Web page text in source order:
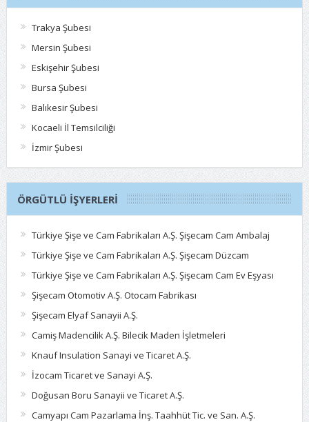
Trakya Şubesi
Mersin Şubesi
Eskişehir Şubesi
Bursa Şubesi
Balıkesir Şubesi
Kocaeli İl Temsilciliği
İzmir Şubesi
ÖRGÜTLÜ İŞYERLERI
Türkiye Şişe ve Cam Fabrikaları A.Ş. Şişecam Cam Ambalaj
Türkiye Şişe ve Cam Fabrikaları A.Ş. Şişecam Düzcam
Türkiye Şişe ve Cam Fabrikaları A.Ş. Şişecam Cam Ev Eşyası
Şişecam Otomotiv A.Ş. Otocam Fabrikası
Şişecam Elyaf Sanayii A.Ş.
Camiş Madencilik A.Ş. Bilecik Maden İşletmeleri
Knauf Insulation Sanayi ve Ticaret A.Ş.
İzocam Ticaret ve Sanayi A.Ş.
Doğusan Boru Sanayii ve Ticaret A.Ş.
Camyapı Cam Pazarlama İnş. Taahhüt Tic. ve San. A.Ş.